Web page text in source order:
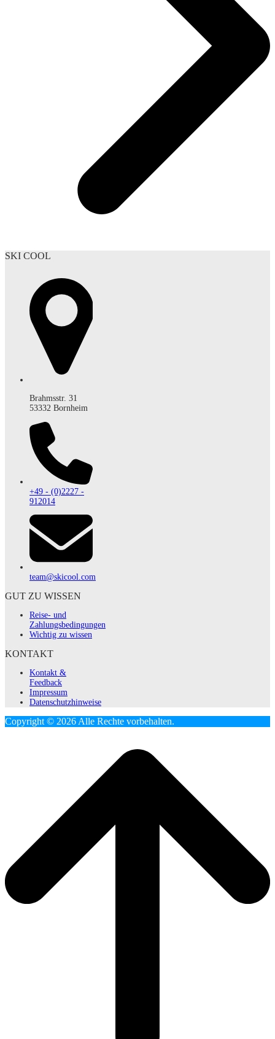
SKI COOL
Brahmsstr. 31
53332 Bornheim
+49 - (0)2227 -
912014
team@skicool.com
GUT ZU WISSEN
Reise- und
Zahlungsbedingungen
Wichtig zu wissen
KONTAKT
Kontakt &
Feedback
Impressum
Datenschutzhinweise
Copyright © 2026 Alle Rechte vorbehalten.